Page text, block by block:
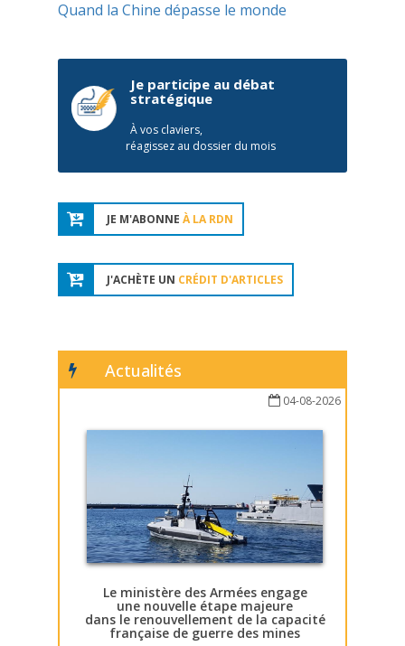
Quand la Chine dépasse le monde
Je participe au débat
stratégique
À vos claviers,
réagissez au dossier du mois
JE M'ABONNE À LA RDN
J'ACHÈTE UN CRÉDIT D'ARTICLES
Actualités
04-08-2026
Le ministère des Armées engage
une nouvelle étape majeure
dans le renouvellement de la capacité
française de guerre des mines